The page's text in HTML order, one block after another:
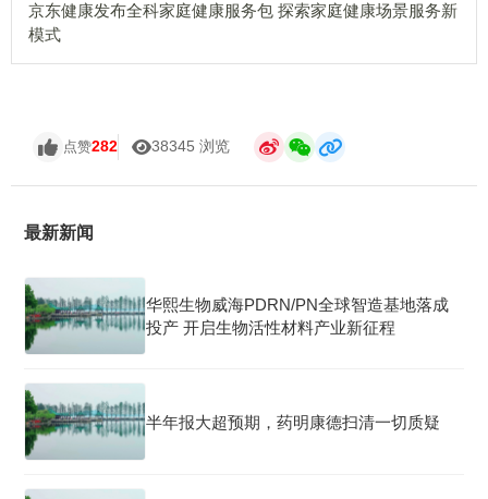
京东健康发布全科家庭健康服务包 探索家庭健康场景服务新
模式
点赞282 38345 浏览
最新新闻
华熙生物威海PDRN/PN全球智造基地落成
投产 开启生物活性材料产业新征程
半年报大超预期，药明康德扫清一切质疑